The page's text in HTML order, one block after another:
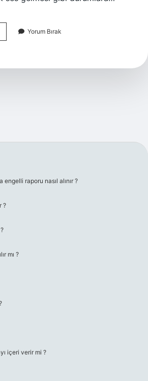
Yorum Bırak
raporu nasıl alınır ?
?
mı ?
içeri verir mi ?